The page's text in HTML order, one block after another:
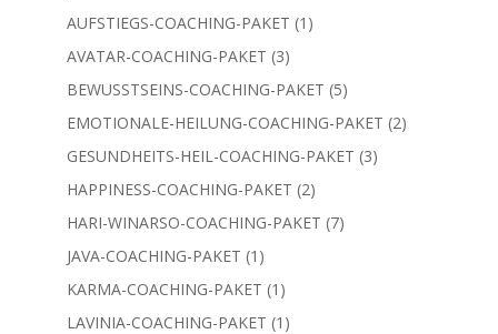
Produkt
AUFSTIEGS-COACHING-PAKET 1 1
AVATAR-COACHING-PAKET 33
Produkte
BEWUSSTSEINS-COACHING-PAKET 55
Produkte
EMOTIONALE-HEILUNG-COACHING-PAKET 22
GESUNDHEITS-HEIL-COACHING-PAKET 33
HAPPINESS-COACHING-PAKET 22
Produkte
HARI-WINARSO-COACHING-PAKET 77
JAVA-COACHING-PAKET 1 1
Produkt
KARMA-COACHING-PAKET 1 1
Produkt
LAVINIA-COACHING-PAKET 1 1